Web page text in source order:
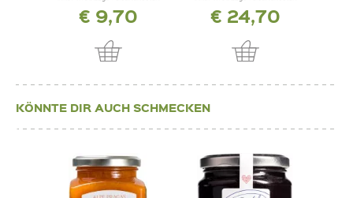
€ 9,70 € 24,70
KÖNNTE DIR AUCH SCHMECKEN